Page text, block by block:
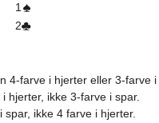
1
2
4-farve i hjerter eller 3-farve i
hjerter, ikke 3-farve i spar.
spar, ikke 4 farve i hjerter.